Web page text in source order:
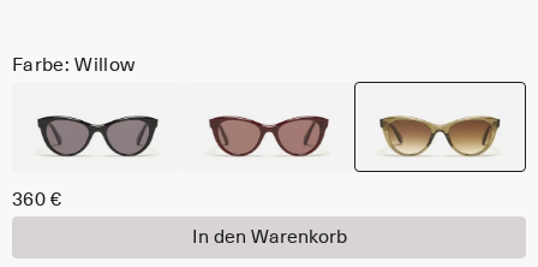
Farbe: Willow
360 €
In den Warenkorb